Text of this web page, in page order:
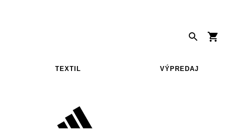
TEXTIL VÝPREDAJ